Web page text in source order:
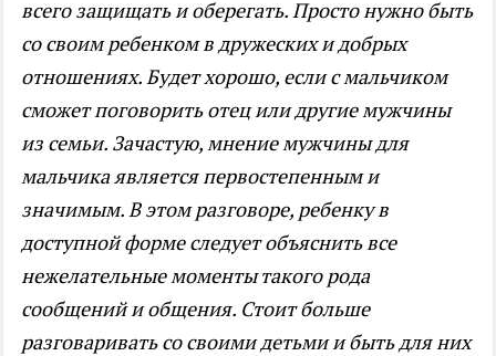
всего защищать и оберегать. Просто нужно быть
со своим ребенком в дружеских и добрых
отношениях. Будет хорошо, если с мальчиком
сможет поговорить отец или другие мужчины
из семьи. Зачастую, мнение мужчины для
мальчика является первостепенным и
значимым. В этом разговоре, ребенку в
доступной форме следует объяснить все
нежелательные моменты такого рода
сообщений и общения. Стоит больше
разговаривать со своими детьми и быть для них